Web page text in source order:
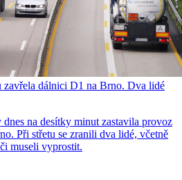
zavřela dálnici D1 na Brno. Dva lidé
na desítky minut zastavila provoz
Při střetu se zranili dva lidé, včetně
museli vyprostit.